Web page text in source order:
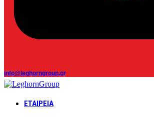
info@leghorngroup.gr
ΕΤΑΙΡΕΊΑ